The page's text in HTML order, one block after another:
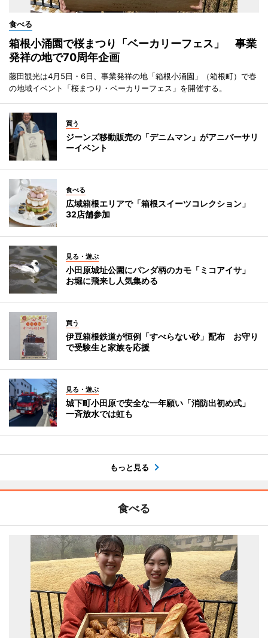
食べる
箱根小涌園で桜まつり「ベーカリーフェス」 事業
発祥の地で70周年企画
藤田観光は4月5日・6日、事業発祥の地「箱根小涌園」（箱根町）で春
の地域イベント「桜まつり・ベーカリーフェス」を開催する。
買う
ジーンズ移動販売の「デニムマン」がアニバーサリ
ーイベント
食べる
広域箱根エリアで「箱根スイーツコレクション」
32店舗参加
見る・遊ぶ
小田原城址公園にパンダ柄のカモ「ミコアイサ」
お堀に飛来し人気集める
買う
伊豆箱根鉄道が恒例「すべらない砂」配布 お守り
で受験生と家族を応援
見る・遊ぶ
城下町小田原で安全な一年願い「消防出初め式」
一斉放水では虹も
もっと見る
食べる